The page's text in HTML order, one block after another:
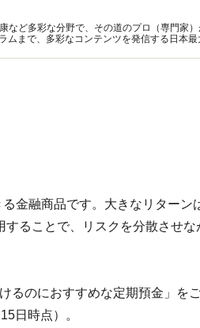
など多彩な分野で、その道のプロ（専門家
ムまで、多彩なコンテンツを発信する日本
金融商品です。大きなリターン
ることで、リスクを分散させな
るのにおすすめな定期預金」を
日時点）。